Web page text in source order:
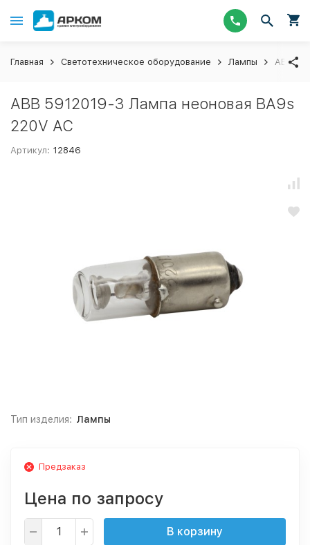
Главная Светотехническое оборудование Лампы ABB
ABB 5912019-3 Лампа неоновая BA9s
220V AC
Артикул: 12846
Тип изделия: Лампы
Предзаказ
Цена по запросу
В корзину